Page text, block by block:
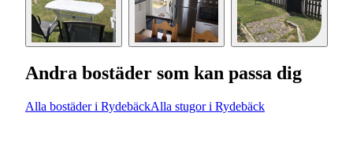
Andra bostäder som kan passa dig
Alla bostäder i RydebäckAlla stugor i Rydebäck